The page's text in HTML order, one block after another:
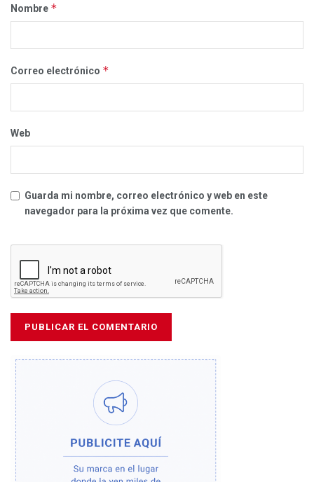
Nombre *
Correo electrónico *
Web
Guarda mi nombre, correo electrónico y web en este
navegador para la próxima vez que comente.